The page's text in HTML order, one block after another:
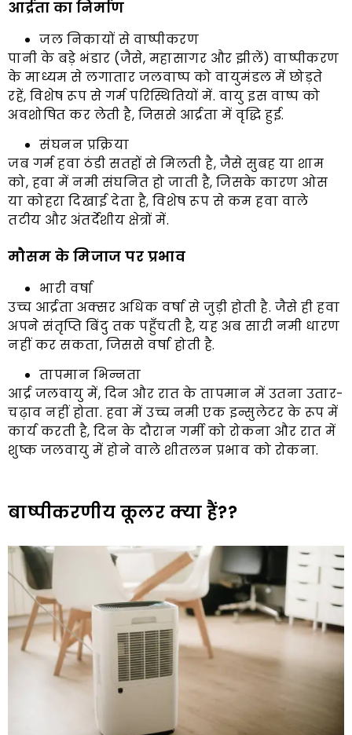
आर्द्रता का निर्माण
जल निकायों से वाष्पीकरण
पानी के बड़े भंडार (जैसे, महासागर और झीलें) वाष्पीकरण
के माध्यम से लगातार जलवाष्प को वायुमंडल में छोड़ते
रहें, विशेष रूप से गर्म परिस्थितियों में. वायु इस वाष्प को
अवशोषित कर लेती है, जिससे आर्द्रता में वृद्धि हुई.
संघनन प्रक्रिया
जब गर्म हवा ठंडी सतहों से मिलती है, जैसे सुबह या शाम
को, हवा में नमी संघनित हो जाती है, जिसके कारण ओस
या कोहरा दिखाई देता है, विशेष रूप से कम हवा वाले
तटीय और अंतर्देशीय क्षेत्रों में.
मौसम के मिजाज पर प्रभाव
भारी वर्षा
उच्च आर्द्रता अक्सर अधिक वर्षा से जुड़ी होती है. जैसे ही हवा
अपने संतृप्ति बिंदु तक पहुँचती है, यह अब सारी नमी धारण
नहीं कर सकता, जिससे वर्षा होती है.
तापमान भिन्नता
आर्द्र जलवायु में, दिन और रात के तापमान में उतना उतार-
चढ़ाव नहीं होता. हवा में उच्च नमी एक इन्सुलेटर के रूप में
कार्य करती है, दिन के दौरान गर्मी को रोकना और रात में
शुष्क जलवायु में होने वाले शीतलन प्रभाव को रोकना.
बाष्पीकरणीय कूलर क्या हैं??